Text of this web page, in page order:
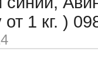
от 1 кг. )